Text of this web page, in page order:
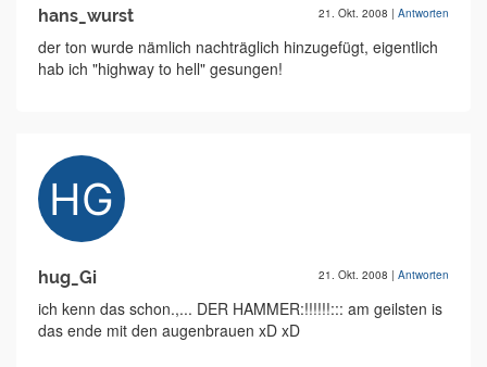
hans_wurst 21. Okt. 2008 | Antworten
der ton wurde nämlich nachträglich hinzugefügt, eigentlich
hab ich "highway to hell" gesungen!
hug_Gi 21. Okt. 2008 | Antworten
ich kenn das schon.,... DER HAMMER:!!!!!!::: am geilsten is
das ende mit den augenbrauen xD xD